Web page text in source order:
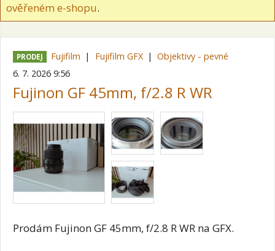
ověřeném e-shopu.
PRODEJ Fujifilm Fujifilm GFX
Objektivy - pevné
6. 7. 2026 9:56
Fujinon GF 45mm, f/2.8 R WR
Prodám Fujinon GF 45mm, f/2.8 R WR na GFX.